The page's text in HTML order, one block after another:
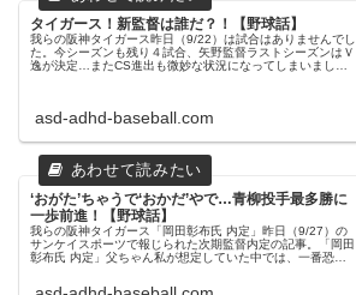
タイガース！新監督は誰だ？！【野球話】
我らの阪神タイガース昨日（9/22）は試合はありませんでし
た。今シーズンも残り４試合、矢野監督ラストシーズンはＶ
逸が決定…またCS進出も微妙な状況になってしまいまし
asd-adhd-baseball.com
‘おがた’ちゃうで‘おかだ’やで…青柳投手最多勝に
一歩前進！【野球話】
我らの阪神タイガース「岡田彰布氏 内定」昨日（9/27）の
サンケイスポーツで報じられた次期監督内定の記事。「岡田
彰布氏 内定」父ちゃん私が想定していた中では、一番恐れ
望していたので残念で...